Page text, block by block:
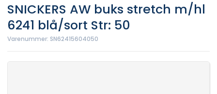
SNICKERS AW buks stretch m/hl
6241 blå/sort Str: 50
Varenummer: SN62415604050